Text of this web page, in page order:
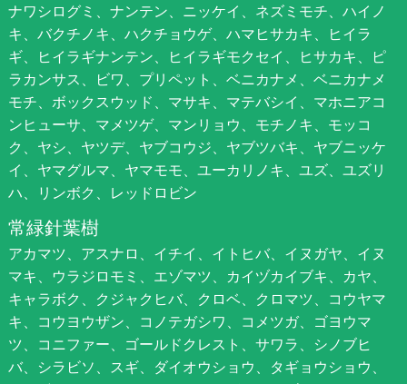
ナワシログミ、ナンテン、ニッケイ、ネズミモチ、ハイノ
キ、バクチノキ、ハクチョウゲ、ハマヒサカキ、ヒイラ
ギ、ヒイラギナンテン、ヒイラギモクセイ、ヒサカキ、ピ
ラカンサス、ビワ、プリペット、ベニカナメ、ベニカナメ
モチ、ボックスウッド、マサキ、マテバシイ、マホニアコ
ンヒューサ、マメツゲ、マンリョウ、モチノキ、モッコ
ク、ヤシ、ヤツデ、ヤブコウジ、ヤブツバキ、ヤブニッケ
イ、ヤマグルマ、ヤマモモ、ユーカリノキ、ユズ、ユズリ
ハ、リンボク、レッドロビン
常緑針葉樹
アカマツ、アスナロ、イチイ、イトヒバ、イヌガヤ、イヌ
マキ、ウラジロモミ、エゾマツ、カイヅカイブキ、カヤ、
キャラボク、クジャクヒバ、クロベ、クロマツ、コウヤマ
キ、コウヨウザン、コノテガシワ、コメツガ、ゴヨウマ
ツ、コニファー、ゴールドクレスト、サワラ、シノブヒ
バ、シラビソ、スギ、ダイオウショウ、タギョウショウ、